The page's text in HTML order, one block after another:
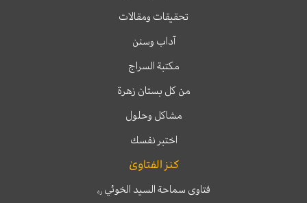
تحقيقات ومقالات
آداب وسنن
مكتبة السراج
من كل بستان زهرة
مشاكل وحلول
اختبر نفسك
كنز الفتاوىٰ
فتاوى سماحة السيد الخوئيره